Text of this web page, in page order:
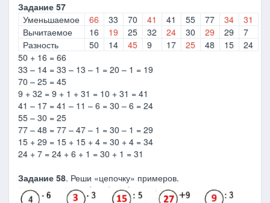
Задание 57
Уменьшаемое
66 33 70 41 41 55 77 34
31
Вычитаемое
16 19 25 32 24 30 29 29
7
Разность
50 14 45 9 17 25 48 15
24
50 + 16 = 66
33 – 14 = 33 – 13 – 1 = 20 – 1 = 19
70 – 25 = 45
9 + 32 = 9 + 1 + 31 = 10 + 31 = 41
41 – 17 = 41 – 11 – 6 = 30 – 6 = 24
55 – 30 = 25
77 – 48 = 77 – 47 – 1 = 30 – 1 = 29
15 + 29 = 15 + 15 + 4 = 30 + 4 = 34
24 + 7 = 24 + 6 + 1 = 30 + 1 = 31
Задание 58. Реши «цепочку» примеров.